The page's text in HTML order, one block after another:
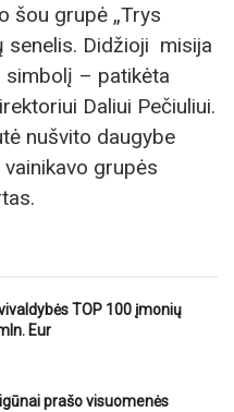
šou grupė „Trys
senelis. Didžioji misija
– patikėta
Daliui Pečiuliui.
nušvito daugybe
grupės
TOP 100 įmonių
Eur
prašo visuomenės